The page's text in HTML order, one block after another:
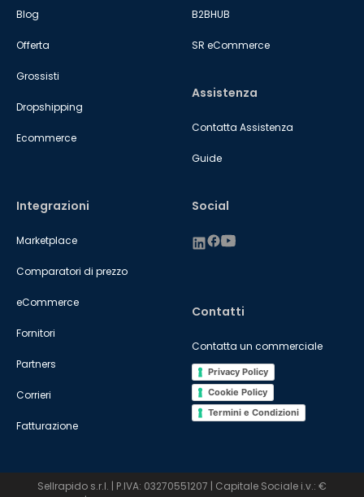
Blog
Offerta
Grossisti
Dropshipping
Ecommerce
B2BHUB
SR eCommerce
Integrazioni
Marketplace
Comparatori di prezzo
eCommerce
Fornitori
Partners
Corrieri
Fatturazione
Assistenza
Contatta Assistenza
Guide
Contatti
Contatta un commerciale
Privacy Policy
Cookie Policy
Termini e Condizioni
Social
Sellrapido s.r.l. | P.IVA: 03270551207 | Capitale Sociale i.v.: €